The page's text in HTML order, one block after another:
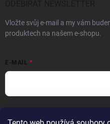
Vložte svůj e-mail a my vám
produktech na našem e-shopu.
E-MAIL